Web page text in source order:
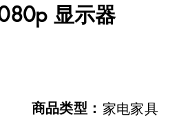
显示器
​商品类型： 家电家具